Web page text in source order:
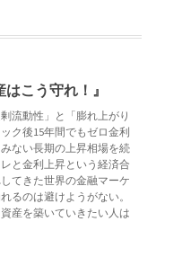
こう守れ！』
流動性」と「膨れ上がり
ク後15年間でもゼロ金利
ない長期の上昇相場を続
と金利上昇という経済合
てきた世界の金融マーケ
るのは避けようがない。
産を築いていきたい人は